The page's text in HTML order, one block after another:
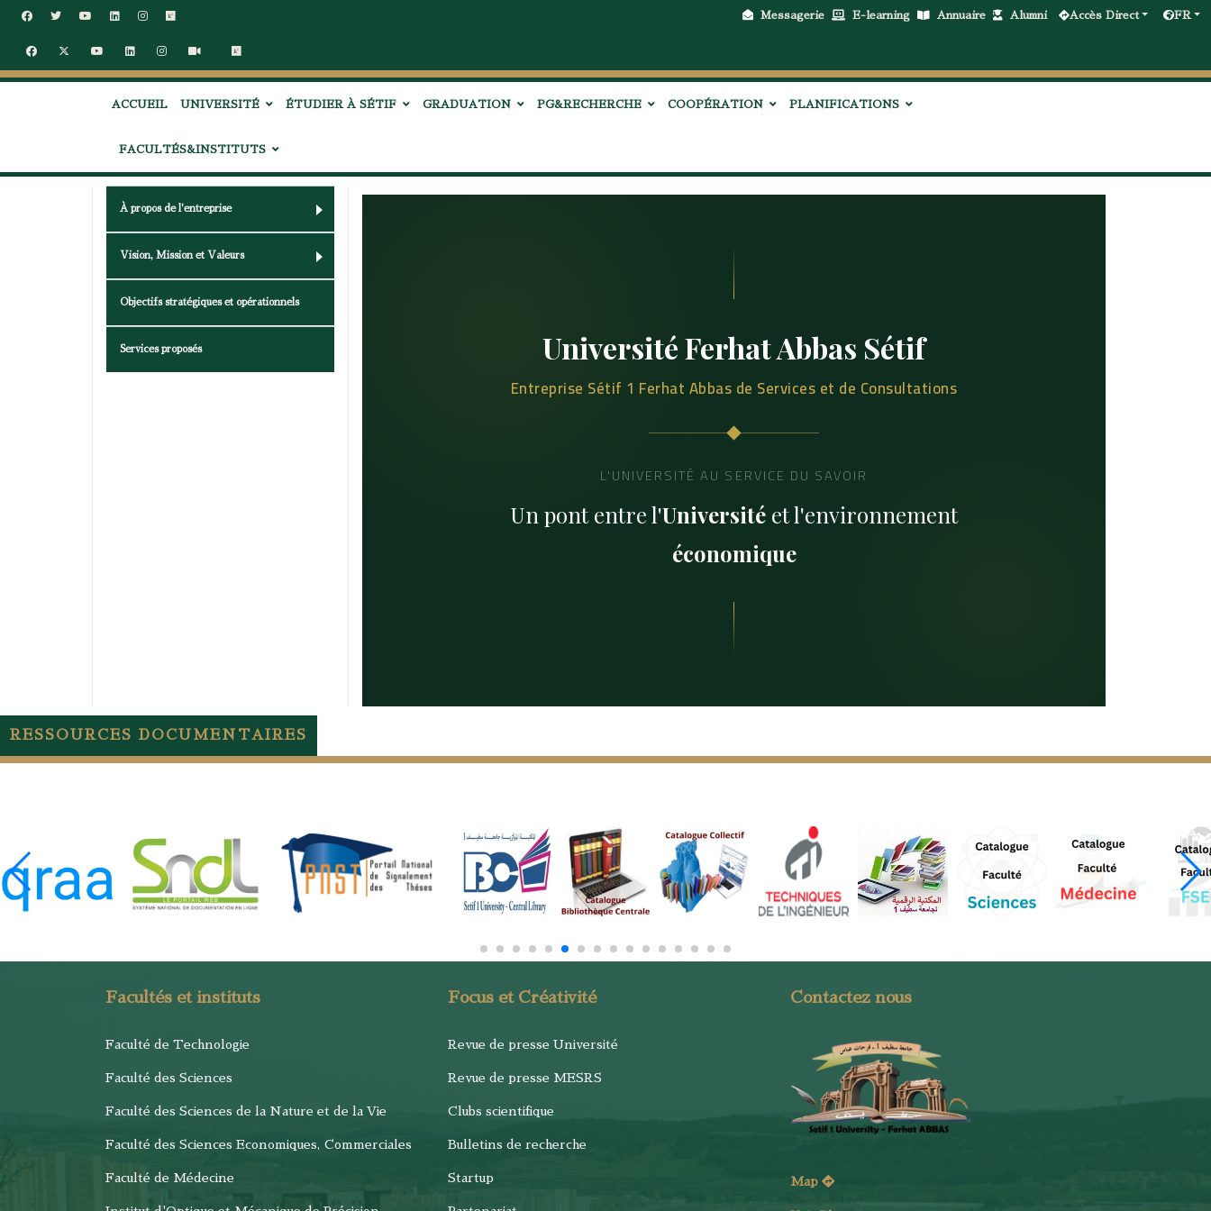
Messagerie E-learning Annuaire Alumni Accès Direct FR
ACCUEIL UNIVERSITÉ ÉTUDIER À SÉTIF GRADUATION PG&RECHERCHE COOPÉRATION PLANIFICATIONS
FACULTÉS&INSTITUTS
À propos de l'entreprise
Vision, Mission et Valeurs
Objectifs stratégiques et opérationnels
Services proposés Université Ferhat Abbas Sétif
Entreprise Sétif 1 Ferhat Abbas de Services et de Consultations
L'UNIVERSITÉ AU SERVICE DU SAVOIR
Un pont entre l'Université et l'environnement
économique
RESSOURCES DOCUMENTAIRES
Facultés et instituts
Faculté de Technologie
Faculté des Sciences
Faculté des Sciences de la Nature et de la Vie
Faculté des Sciences Economiques, Commerciales
Faculté de Médecine
Focus et Créativité
Revue de presse Université
Revue de presse MESRS
Clubs scientifique
Bulletins de recherche
Startup
Contactez nous
Map